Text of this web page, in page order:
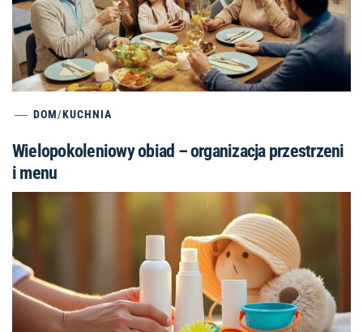
DOM/KUCHNIA
Wielopokoleniowy obiad – organizacja przestrzeni
i menu